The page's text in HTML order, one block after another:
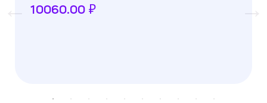
10060.00 ₽